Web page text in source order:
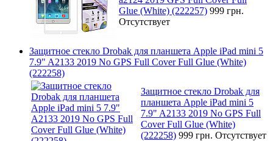
Glue (White) (222257) 999 грн.
Отсутствует
Защитное стекло Drobak для планшета Apple iPad mini 5
7.9" A2133 2019 No GPS Full Cover Full Glue (White)
(222258)
Защитное стекло Drobak для
планшета Apple iPad mini 5
7.9" A2133 2019 No GPS Full
Cover Full Glue (White)
(222258) 999 грн. Отсутствует